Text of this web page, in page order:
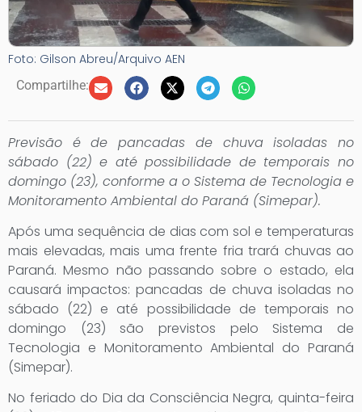
Foto: Gilson Abreu/Arquivo AEN
Compartilhe:
Previsão é de pancadas de chuva isoladas no
sábado (22) e até possibilidade de temporais no
domingo (23), conforme a o Sistema de Tecnologia e
Monitoramento Ambiental do Paraná (Simepar).
Após uma sequência de dias com sol e temperaturas
mais elevadas, mais uma frente fria trará chuvas ao
Paraná. Mesmo não passando sobre o estado, ela
causará impactos: pancadas de chuva isoladas no
sábado (22) e até possibilidade de temporais no
domingo (23) são previstos pelo Sistema de
Tecnologia e Monitoramento Ambiental do Paraná
(Simepar).
No feriado do Dia da Consciência Negra, quinta-feira